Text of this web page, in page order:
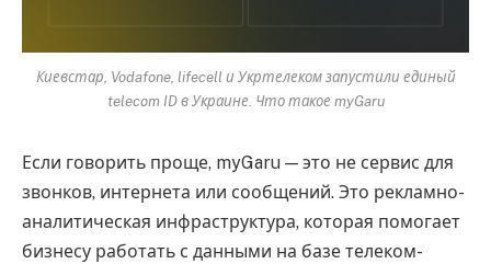
Киевстар, Vodafone, lifecell и Укртелеком запустили единый
telecom ID в Украине. Что такое myGaru
Если говорить проще, myGaru — это не сервис для
звонков, интернета или сообщений. Это рекламно-
аналитическая инфраструктура, которая помогает
бизнесу работать с данными на базе телеком-